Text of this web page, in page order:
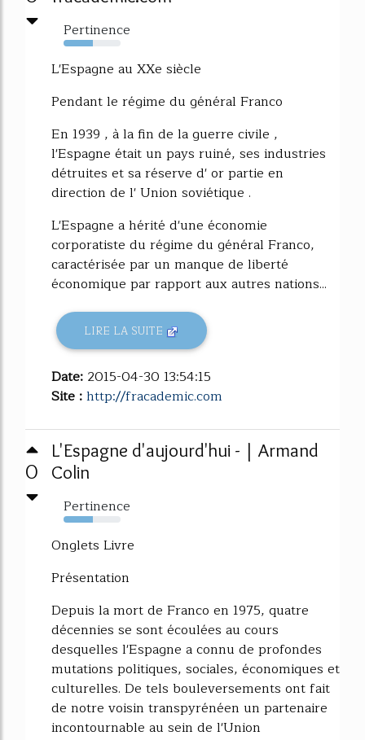
Pertinence
51%
L'Espagne au XXe siècle
Pendant le régime du général Franco
En 1939 , à la fin de la guerre civile ,
l'Espagne était un pays ruiné, ses industries
détruites et sa réserve d' or partie en
direction de l' Union soviétique .
L'Espagne a hérité d'une économie
corporatiste du régime du général Franco,
caractérisée par un manque de liberté
économique par rapport aux autres nations...
LIRE LA SUITE
Date: 2015-04-30 13:54:15
Site :http://fracademic.com
0
L'Espagne d'aujourd'hui - | Armand
Colin
Pertinence
51%
Onglets Livre
Présentation
Depuis la mort de Franco en 1975, quatre
décennies se sont écoulées au cours
desquelles l'Espagne a connu de profondes
mutations politiques, sociales, économiques et
culturelles. De tels bouleversements ont fait
de notre voisin transpyrénéen un partenaire
incontournable au sein de l'Union